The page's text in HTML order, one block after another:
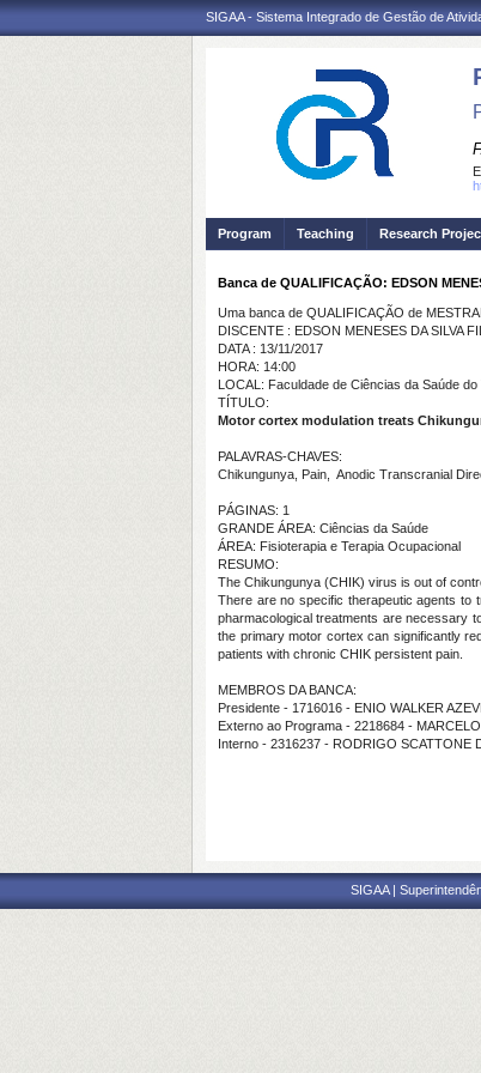
SIGAA - Sistema Integrado de Gestão de
Program Teaching Research
Banca de QUALIFICAÇÃO: EDSON
Uma banca de QUALIFICAÇÃO de
DISCENTE : EDSON MENESES DA SILVA
DATA : 13/11/2017
HORA: 14:00
LOCAL: Faculdade de Ciências da Saúde
TÍTULO:
Motor cortex modulation treats
PALAVRAS-CHAVES:
Chikungunya, Pain, Anodic Transcranial
PÁGINAS: 1
GRANDE ÁREA: Ciências da Saúde
ÁREA: Fisioterapia e Terapia Ocupacional
RESUMO:
The Chikungunya (CHIK) virus is out of
There are no specific therapeutic agents to
pharmacological treatments are necessary
the primary motor cortex can significantly
patients with chronic CHIK persistent pain.
MEMBROS DA BANCA:
Presidente - 1716016 - ENIO WALKER
Externo ao Programa - 2218684 -
Interno - 2316237 - RODRIGO SCATTONE
SIGAA |